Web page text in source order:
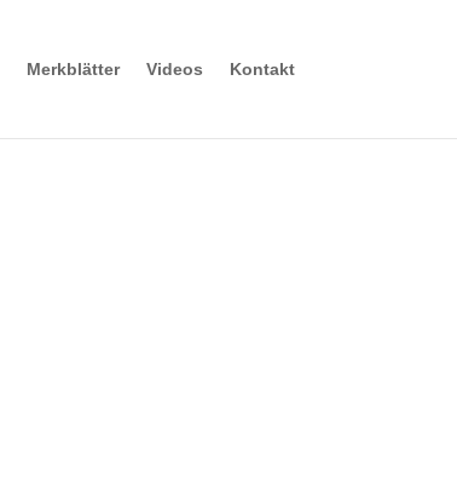
Merkblätter Videos Kontakt